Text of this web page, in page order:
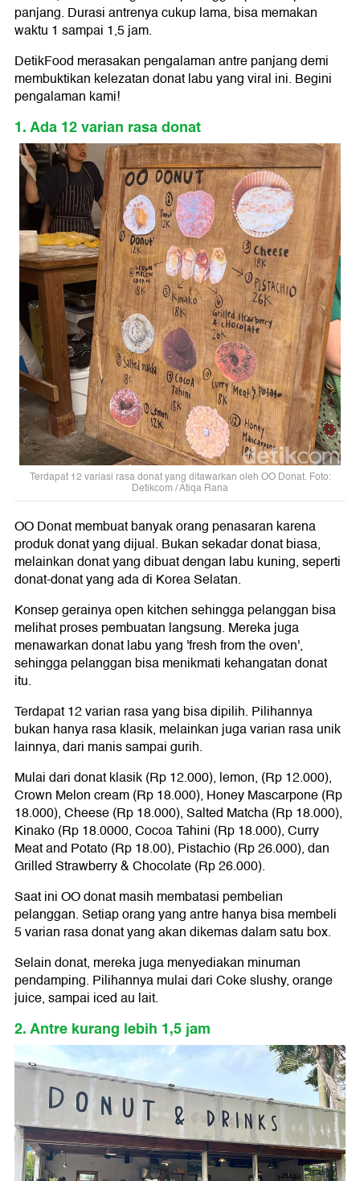
panjang. Durasi antrenya cukup lama, bisa memakan
waktu 1 sampai 1,5 jam.
DetikFood merasakan pengalaman antre panjang demi
membuktikan kelezatan donat labu yang viral ini. Begini
pengalaman kami!
1. Ada 12 varian rasa donat
Terdapat 12 variasi rasa donat yang ditawarkan oleh OO Donat. Foto:
Detikcom / Atiqa Rana
OO Donat membuat banyak orang penasaran karena
produk donat yang dijual. Bukan sekadar donat biasa,
melainkan donat yang dibuat dengan labu kuning, seperti
donat-donat yang ada di Korea Selatan.
Konsep gerainya open kitchen sehingga pelanggan bisa
melihat proses pembuatan langsung. Mereka juga
menawarkan donat labu yang 'fresh from the oven',
sehingga pelanggan bisa menikmati kehangatan donat
itu.
Terdapat 12 varian rasa yang bisa dipilih. Pilihannya
bukan hanya rasa klasik, melainkan juga varian rasa unik
lainnya, dari manis sampai gurih.
Mulai dari donat klasik (Rp 12.000), lemon, (Rp 12.000),
Crown Melon cream (Rp 18.000), Honey Mascarpone (Rp
18.000), Cheese (Rp 18.000), Salted Matcha (Rp 18.000),
Kinako (Rp 18.0000, Cocoa Tahini (Rp 18.000), Curry
Meat and Potato (Rp 18.00), Pistachio (Rp 26.000), dan
Grilled Strawberry & Chocolate (Rp 26.000).
Saat ini OO donat masih membatasi pembelian
pelanggan. Setiap orang yang antre hanya bisa membeli
5 varian rasa donat yang akan dikemas dalam satu box.
Selain donat, mereka juga menyediakan minuman
pendamping. Pilihannya mulai dari Coke slushy, orange
juice, sampai iced au lait.
2. Antre kurang lebih 1,5 jam